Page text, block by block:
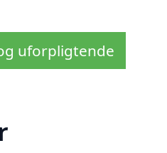
uforpligtende